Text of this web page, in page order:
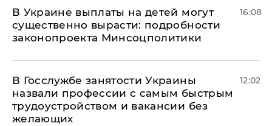
В Украине выплаты на детей могут
существенно вырасти: подробности
законопроекта Минсоцполитики
16:08
В Госслужбе занятости Украины
назвали профессии с самым быстрым
трудоустройством и вакансии без
желающих
12:02